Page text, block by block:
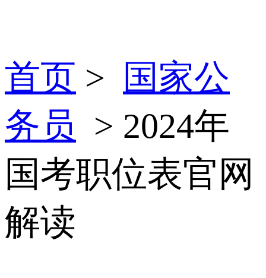
首页 >
国家公
务员
> 2024年
国考职位表官网
解读